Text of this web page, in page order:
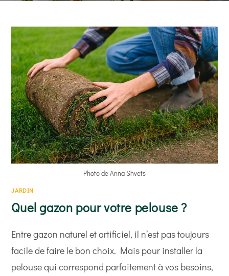
un emplacement lumineux…
READ MORE
Photo de Anna Shvets
JARDIN
Quel gazon pour votre pelouse ?
Entre gazon naturel et artificiel, il n’est pas toujours
facile de faire le bon choix. Mais pour installer la
pelouse qui correspond parfaitement à vos besoins,